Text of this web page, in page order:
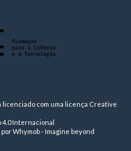
licenciado com uma licença Creative
4.0 Internacional
porWhymob - Imagine beyond